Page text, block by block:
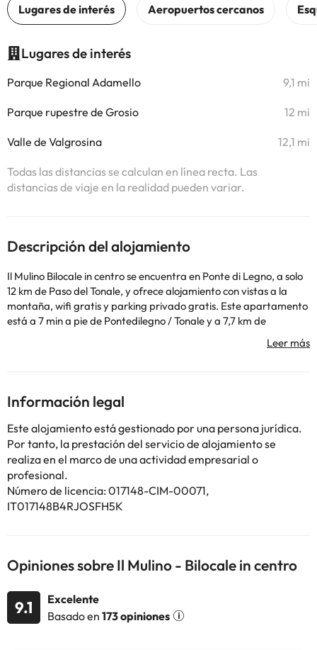
Lugares de interés
Parque Regional Adamello 9,1 mi
Parque rupestre de Grosio 12 mi
Valle de Valgrosina 12,1 mi
Todas las distancias se calculan en línea recta. Las
distancias de viaje en la realidad pueden variar.
Descripción del alojamiento
Il Mulino Bilocale in centro se encuentra en Ponte di Legno, a solo
12 km de Paso del Tonale, y ofrece alojamiento con vistas a la
montaña, wifi gratis y parking privado gratis. Este apartamento
está a 7 min a pie de Pontedilegno / Tonale y a 7,7 km de
sala de estar, una cocina totalmente equipada con nevera y
El aeropuerto (Aeropuerto de Bolzano) está a 106 km.
En este alojamiento no se pueden celebrar despedidas de soltero
o soltera ni fiestas similares.
Algunos de los servicios detallados pueden ser de pago. Puedes
consultar sus tarifas directamente en el establecimiento. Toda la
información de esta ficha está sujeta a cambios por parte del
alojamiento. Si tienes dudas, contáctanos.
Información legal
Este alojamiento está gestionado por una persona jurídica.
Por tanto, la prestación del servicio de alojamiento se
realiza en el marco de una actividad empresarial o
profesional.
Número de licencia: 017148-CIM-00071,
IT017148B4RJOSFH5K
Opiniones sobre Il Mulino - Bilocale in centro
9.1
Excelente
Basado en 173 opiniones